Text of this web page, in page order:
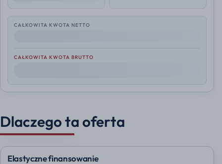
CAŁKOWITA KWOTA NETTO
CAŁKOWITA KWOTA BRUTTO
Dlaczego ta oferta
Elastyczne finansowanie